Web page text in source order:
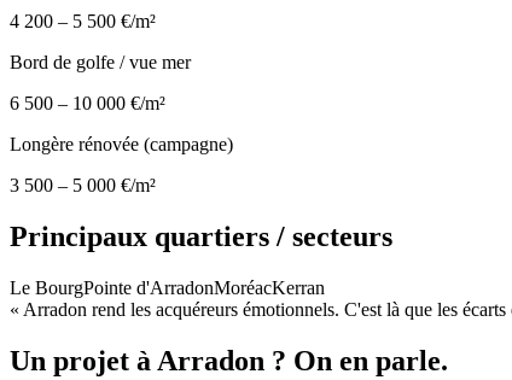
4 200 – 5 500 €/m²
Bord de golfe / vue mer
6 500 – 10 000 €/m²
Longère rénovée (campagne)
3 500 – 5 000 €/m²
Principaux quartiers / secteurs
Le BourgPointe d'ArradonMoréacKerran
« Arradon rend les acquéreurs émotionnels. C'est là que les
Un projet à Arradon ? On en parle.